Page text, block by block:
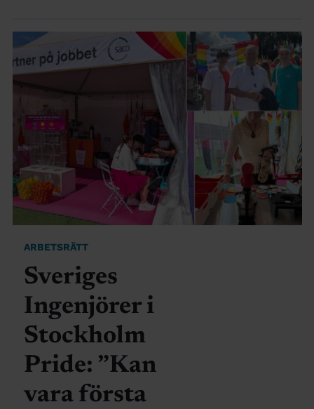
ARBETSRÄTT
Sveriges
Ingenjörer i
Stockholm
Pride: ”Kan
vara första